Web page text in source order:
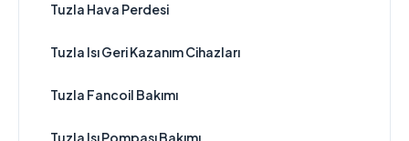
Tuzla Hava Perdesi
Tuzla Isı Geri Kazanım Cihazları
Tuzla Fancoil Bakımı
Tuzla Isı Pompası Bakımı